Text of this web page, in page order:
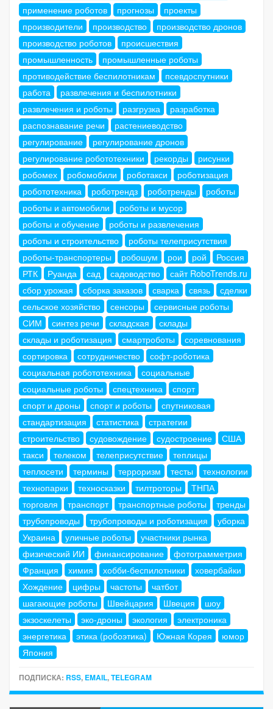
применение роботов
прогнозы
проекты
производители
производство
производство дронов
производство роботов
происшествия
промышленность
промышленные роботы
противодействие беспилотникам
псевдоспутники
работа
развлечения и беспилотники
развлечения и роботы
разгрузка
разработка
распознавание речи
растениеводство
регулирование
регулирование дронов
регулирование робототехники
рекорды
рисунки
робомех
робомобили роботакси
роботизация
робототехника
роботрендз роботренды
роботы
роботы и автомобили
роботы и мусор
роботы и обучение
роботы и развлечения
роботы и строительство
роботы телеприсутствия
роботы-транспортеры
робошум рои рой
Россия
РТК
Руанда сад садоводство
сайт RoboTrends.ru
сбор урожая
сборка заказов сварка связь
сделки
сельское хозяйство
сенсоры
сервисные роботы
СИМ
синтез речи складская
склады
склады и роботизация
смартроботы
соревнования
сортировка
сотрудничество
софт-роботика
социальная робототехника
социальные
социальные роботы
спецтехника
спорт
спорт и дроны
спорт и роботы
спутниковая
стандартизация
статистика
стратегии
строительство
судовождение судостроение
США
такси
телеком телеприсутствие
теплицы
теплосети
термины терроризм тесты
технологии
технопарки
техносказки тилтроторы
ТНПА
торговля
транспорт транспортные роботы
тренды
трубопроводы
трубопроводы и роботизация
уборка
Украина
уличные роботы
участники рынка
физический ИИ
финансирование
фотограмметрия
Франция
химия хобби-беспилотники
ховербайки
Хождение
цифры частоты
чатбот
шагающие роботы
Швейцария Швеция
шоу
экзоскелеты
эко-дроны экология
электроника
энергетика
этика (робоэтика) Южная Корея
юмор
Япония
ПОДПИСКА: RSS, EMAIL,TELEGRAM